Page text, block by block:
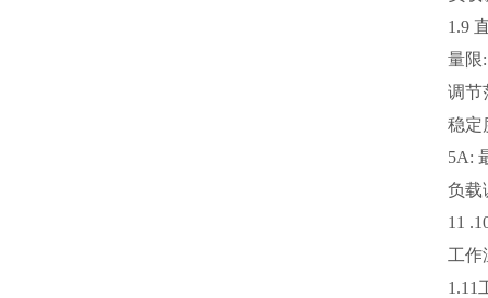
1.9
量限
调节
稳定
5A:
负载
11
工
1.11